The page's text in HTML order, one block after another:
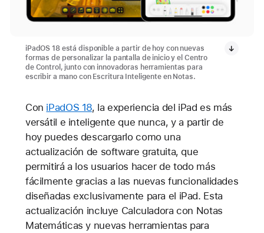
iPadOS 18 está disponible a partir de hoy con nuevas
formas de personalizar la pantalla de inicio y el Centro
de Control, junto con innovadoras herramientas para
escribir a mano con Escritura Inteligente en Notas.
Con iPadOS 18, la experiencia del iPad es más
versátil e inteligente que nunca, y a partir de
hoy puedes descargarlo como una
actualización de software gratuita, que
permitirá a los usuarios hacer de todo más
fácilmente gracias a las nuevas funcionalidades
diseñadas exclusivamente para el iPad. Esta
actualización incluye Calculadora con Notas
Matemáticas y nuevas herramientas para